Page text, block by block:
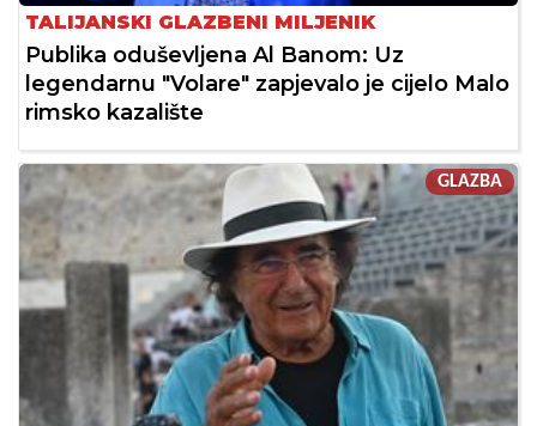
TALIJANSKI GLAZBENI MILJENIK
Publika oduševljena Al Banom: Uz
legendarnu "Volare" zapjevalo je cijelo Malo
rimsko kazalište
GLAZBA